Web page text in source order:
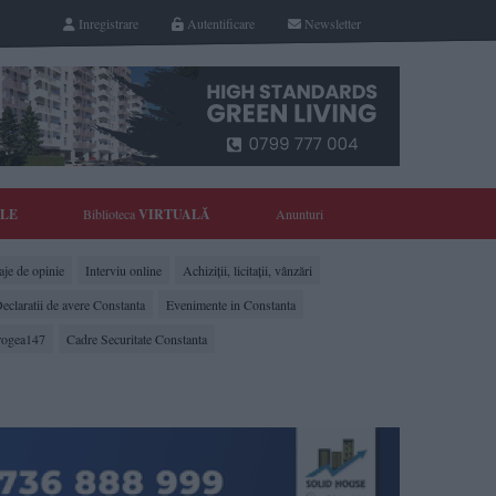
Newsletter
Autentificare
Inregistrare
BibliotecaVIRTUALĂ Anunturi
de opinie Interviu online
Achiziții, licitații, vânzări
de avere Constanta
Evenimente in Constanta
Cadre Securitate Constanta